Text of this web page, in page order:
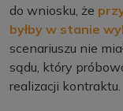
do wniosku, że
byłby w stanie
scenariuszu nie
sądu, który
realizacji kontraktu.